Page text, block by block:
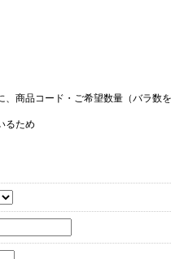
、商品コード・ご希望数量（バラ数
るため